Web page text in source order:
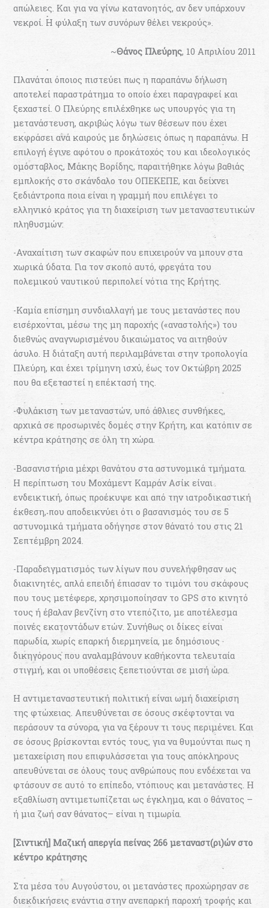
απώλειες. Και για να γίνω κατανοητός, αν δεν υπάρχουν
νεκροί. Η φύλαξη των συνόρων θέλει νεκρούς».
~Θάνος Πλεύρης, 10 Απριλίου 2011
Πλανάται όποιος πιστεύει πως η παραπάνω δήλωση
αποτελεί παραστράτημα το οποίο έχει παραγραφεί και
ξεχαστεί. Ο Πλεύρης επιλέχθηκε ως υπουργός για τη
μετανάστευση, ακριβώς λόγω των θέσεων που έχει
εκφράσει ανά καιρούς με δηλώσεις όπως η παραπάνω. Η
επιλογή έγινε αφότου ο προκάτοχός του και ιδεολογικός
ομόσταβλος, Μάκης Βορίδης, παραιτήθηκε λόγω βαθιάς
εμπλοκής στο σκάνδαλο του ΟΠΕΚΕΠΕ, και δείχνει
ξεδιάντροπα ποια είναι η γραμμή που επιλέγει το
ελληνικό κράτος για τη διαχείριση των μεταναστευτικών
πληθυσμών:
-Αναχαίτιση των σκαφών που επιχειρούν να μπουν στα
χωρικά ύδατα. Για τον σκοπό αυτό, φρεγάτα του
πολεμικού ναυτικού περιπολεί νότια της Κρήτης.
-Καμία επίσημη συνδιαλλαγή με τους μετανάστες που
εισέρχονται, μέσω της μη παροχής («αναστολής») του
διεθνώς αναγνωρισμένου δικαιώματος να αιτηθούν
άσυλο. Η διάταξη αυτή περιλαμβάνεται στην τροπολογία
Πλεύρη, και έχει τρίμηνη ισχύ, έως τον Οκτώβρη 2025
που θα εξεταστεί η επέκτασή της.
-Φυλάκιση των μεταναστών, υπό άθλιες συνθήκες,
αρχικά σε προσωρινές δομές στην Κρήτη, και κατόπιν σε
κέντρα κράτησης σε όλη τη χώρα.
-Βασανιστήρια μέχρι θανάτου στα αστυνομικά τμήματα.
Η περίπτωση του Μοχάμεντ Καμράν Ασίκ είναι
ενδεικτική, όπως προέκυψε και από την ιατροδικαστική
έκθεση, που αποδεικνύει ότι ο βασανισμός του σε 5
αστυνομικά τμήματα οδήγησε στον θάνατό του στις 21
Σεπτέμβρη 2024.
-Παραδειγματισμός των λίγων που συνελήφθησαν ως
διακινητές, απλά επειδή έπιασαν το τιμόνι του σκάφους
που τους μετέφερε, χρησιμοποίησαν το GPS στο κινητό
τους ή έβαλαν βενζίνη στο ντεπόζιτο, με αποτέλεσμα
ποινές εκατοντάδων ετών. Συνήθως οι δίκες είναι
παρωδία, χωρίς επαρκή διερμηνεία, με δημόσιους
δικηγόρους που αναλαμβάνουν καθήκοντα τελευταία
στιγμή, και οι υποθέσεις ξεπετιούνται σε μισή ώρα.
Η αντιμεταναστευτική πολιτική είναι ωμή διαχείριση
της φτώχειας. Απευθύνεται σε όσους σκέφτονται να
περάσουν τα σύνορα, για να ξέρουν τι τους περιμένει. Και
σε όσους βρίσκονται εντός τους, για να θυμούνται πως η
μεταχείριση που επιφυλάσσεται για τους απόκληρους
απευθύνεται σε όλους τους ανθρώπους που ενδέχεται να
φτάσουν σε αυτό το επίπεδο, ντόπιους και μετανάστες. Η
εξαθλίωση αντιμετωπίζεται ως έγκλημα, και ο θάνατος –
ή μια ζωή σαν θάνατος– είναι η τιμωρία.
[Σιντική] Μαζική απεργία πείνας 266 μεταναστ(ρι)ών στο
κέντρο κράτησης
Στα μέσα του Αυγούστου, οι μετανάστες προχώρησαν σε
διεκδικήσεις ενάντια στην ανεπαρκή παροχή τροφής και